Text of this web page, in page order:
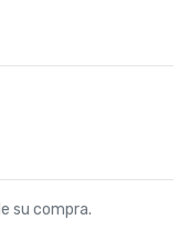
su compra.